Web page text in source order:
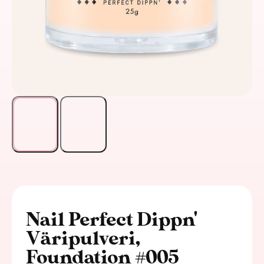
Nail Perfect Dippn'
Väripulveri,
Foundation #005